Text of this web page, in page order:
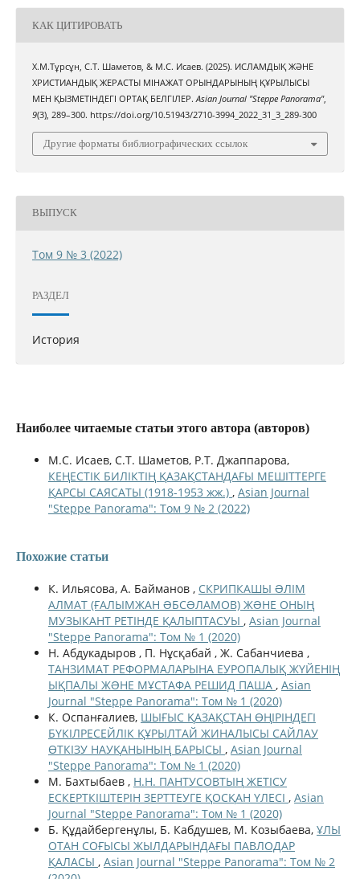
КАК ЦИТИРОВАТЬ
Х.М.Тұрсұн, С.Т. Шаметов, & М.С. Исаев. (2025). ИСЛАМДЫҚ ЖӘНЕ
ХРИСТИАНДЫҚ ЖЕРАСТЫ МІНАЖАТ ОРЫНДАРЫНЫҢ ҚҰРЫЛЫСЫ
МЕН ҚЫЗМЕТІНДЕГІ ОРТАҚ БЕЛГІЛЕР.Asian Journal "Steppe Panorama",
9(3), 289–300. https://doi.org/10.51943/2710-3994_2022_31_3_289-300
Другие форматы библиографических ссылок
ВЫПУСК
Том 9 № 3 (2022)
РАЗДЕЛ
История
Наиболее читаемые статьи этого автора (авторов)
М.С. Исаев, С.Т. Шаметов, Р.Т. Джаппарова,
КЕҢЕСТІК БИЛІКТІҢ ҚАЗАҚСТАНДАҒЫ МЕШІТТЕРГЕ
ҚАРСЫ САЯСАТЫ (1918-1953 жж.) , Asian Journal
"Steppe Panorama": Том 9 № 2 (2022)
Похожие статьи
К. Ильясова, А. Байманов , СКРИПКАШЫ ƏЛІМ
АЛМАТ (ҒАЛЫМЖАН ƏБСƏЛАМОВ) ЖƏНЕ ОНЫҢ
МУЗЫКАНТ РЕТІНДЕ ҚАЛЫПТАСУЫ , Asian Journal
"Steppe Panorama": Том № 1 (2020)
Н. Абдукадыров , П. Нұсқабай , Ж. Сабанчиева ,
ТАНЗИМАТ РЕФОРМАЛАРЫНА ЕУРОПАЛЫҚ ЖҮЙЕНІҢ
ЫҚПАЛЫ ЖƏНЕ МҰСТАФА РЕШИД ПАША , Asian
Journal "Steppe Panorama": Том № 1 (2020)
К. Оспанғалиев, ШЫҒЫС ҚАЗАҚСТАН ӨҢІРІНДЕГІ
БҮКІЛРЕСЕЙЛІК ҚҰРЫЛТАЙ ЖИНАЛЫСЫ САЙЛАУ
ӨТКІЗУ НАУҚАНЫНЫҢ БАРЫСЫ , Asian Journal
"Steppe Panorama": Том № 1 (2020)
М. Бахтыбаев , Н.Н. ПАНТУСОВТЫҢ ЖЕТІСУ
ЕСКЕРТКІШТЕРІН ЗЕРТТЕУГЕ ҚОСҚАН ҮЛЕСІ , Asian
Journal "Steppe Panorama": Том № 1 (2020)
Б. Құдайбергенұлы, Б. Кабдушев, М. Козыбаева, ҰЛЫ
ОТАН СОҒЫСЫ ЖЫЛДАРЫНДАҒЫ ПАВЛОДАР
ҚАЛАСЫ , Asian Journal "Steppe Panorama": Том № 2